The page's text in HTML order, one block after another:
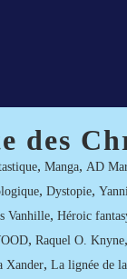
des
, Manga, AD
, Dystopie,
Vanhille, Héroic
, Raquel O. Knyne
Xander, La lignée de la